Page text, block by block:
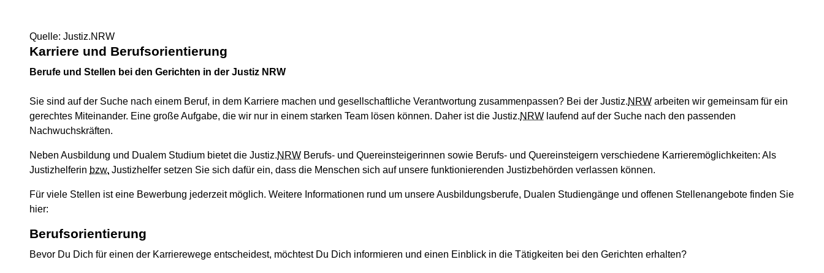
Quelle: Justiz.NRW
Karriere und Berufsorientierung
Berufe und Stellen bei den Gerichten in der Justiz NRW
Sie sind auf der Suche nach einem Beruf, in dem Karriere machen und gesellschaftliche Verantwortung zusammenpassen? Bei der Justiz.NRW arbeiten wir gemeinsam für ein
gerechtes Miteinander. Eine große Aufgabe, die wir nur in einem starken Team lösen können. Daher ist die Justiz.NRW laufend auf der Suche nach den passenden
Nachwuchskräften.
Neben Ausbildung und Dualem Studium bietet die Justiz.NRW Berufs- und Quereinsteigerinnen sowie Berufs- und Quereinsteigern verschiedene Karrieremöglichkeiten: Als
Justizhelferin bzw. Justizhelfer setzen Sie sich dafür ein, dass die Menschen sich auf unsere funktionierenden Justizbehörden verlassen können.
Für viele Stellen ist eine Bewerbung jederzeit möglich. Weitere Informationen rund um unsere Ausbildungsberufe, Dualen Studiengänge und offenen Stellenangebote finden Sie
hier:
Berufsorientierung
Bevor Du Dich für einen der Karrierewege entscheidest, möchtest Du Dich informieren und einen Einblick in die Tätigkeiten bei den Gerichten erhalten?